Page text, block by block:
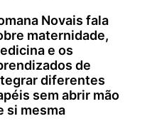
Novais fala
maternidade,
e os
de
diferentes
sem abrir mão
si mesma